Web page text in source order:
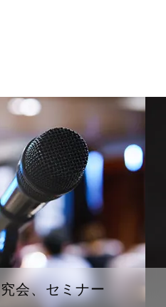
会、セミナー